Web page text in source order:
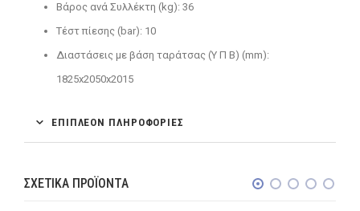
Βάρος ανά Συλλέκτη (kg): 36
Τέστ πίεσης (bar): 10
Διαστάσεις με βάση ταράτσας (Υ Π Β) (mm):
1825x2050x2015
ΕΠΙΠΛΈΟΝ ΠΛΗΡΟΦΟΡΊΕΣ
ΣΧΕΤΙΚΆ ΠΡΟΪΌΝΤΑ